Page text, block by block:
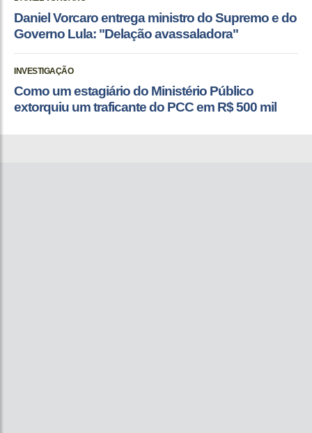
Daniel Vorcaro entrega ministro do Supremo e do
Governo Lula: "Delação avassaladora"
INVESTIGAÇÃO
Como um estagiário do Ministério Público
extorquiu um traficante do PCC em R$ 500 mil